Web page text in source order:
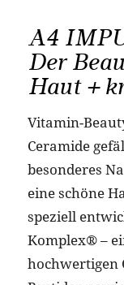
A4
Der
Haut +
Vitamin-
Ceramide
besonderes
eine schöne
speziell
Komplex® –
hochwertigen